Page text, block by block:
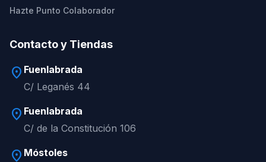
Hazte Punto Colaborador
Contacto y Tiendas
location_on Fuenlabrada
C/ Leganés 44
location_on Fuenlabrada
C/ de la Constitución 106
location_on Móstoles